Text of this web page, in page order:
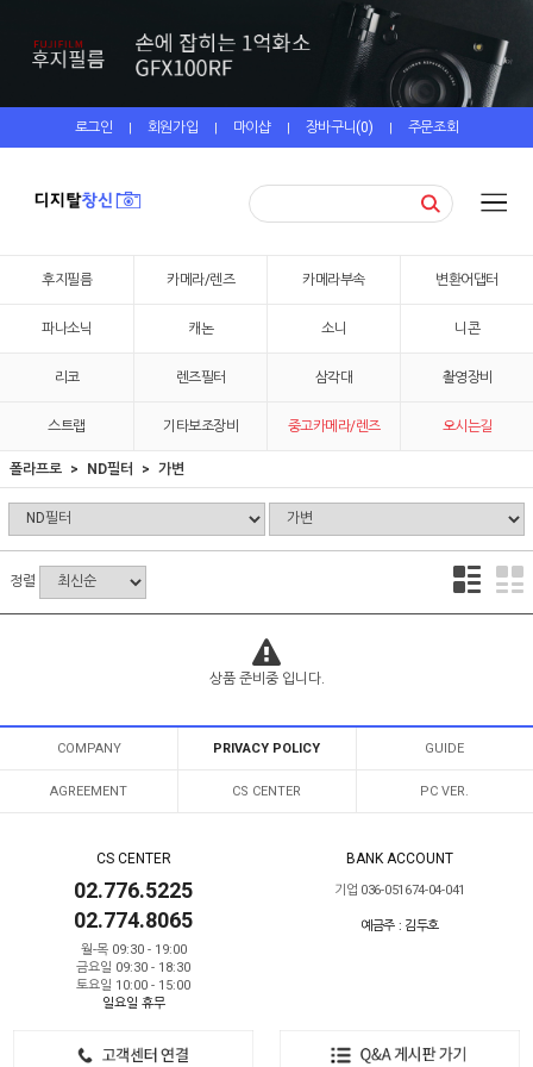
로그인 | 회원가입 | 마이샵 | 장바구니(0) | 주문조회
후지필름 카메라/렌즈 카메라부속 변환어댑터
파나소닉 캐논 소니 니콘
리코 렌즈필터 삼각대 촬영장비
스트랩 기타보조장비 중고카메라/렌즈 오시는길
폴라프로 ND필터 가변
정렬
상품 준비중 입니다.
COMPANY PRIVACY POLICY GUIDE
AGREEMENT CS CENTER PC VER.
CS CENTER
02.776.5225
02.774.8065
월-목 09:30 - 19:00
금요일 09:30 - 18:30
토요일 10:00 - 15:00
일요일 휴무
BANK ACCOUNT
기업 036-051674-04-041
예금주 : 김두호